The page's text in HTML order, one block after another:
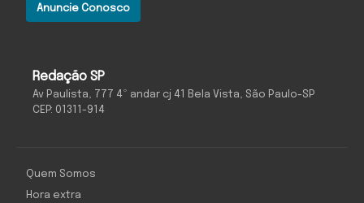
Redação SP
Av Paulista, 777 4º andar cj 41 Bela Vista, São Paulo-SP
CEP: 01311-914
Anuncie Conosco
Quem Somos
Hora extra